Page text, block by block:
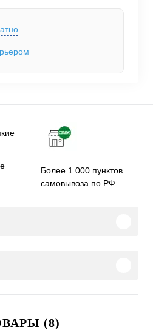
Более 1 000 пунктов
самовывоза по РФ
(8)